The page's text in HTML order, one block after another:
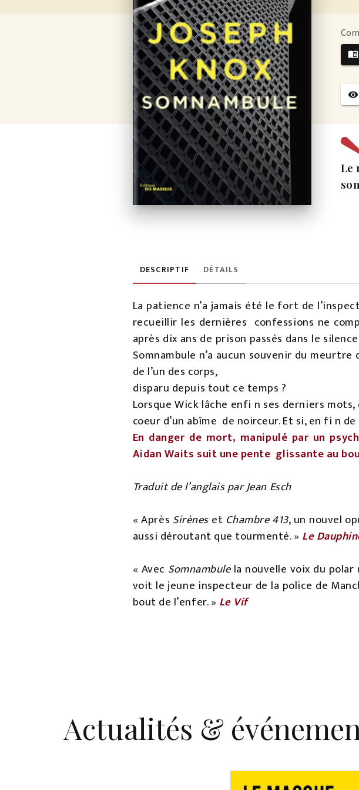
menu_book
visibility
Le
DESCRIPTIF DÉTAILS
La patience n’a jamais été le fort de
recueillir les dernières confessions ne
après dix ans de prison passés dans le
Somnambule n’a aucun souvenir du
de l’un des corps,
disparu depuis tout ce temps ?
Lorsque Wick lâche enfi n ses derniers
coeur d’un abîme de noirceur. Et si, en fi n
En danger de mort, manipulé par un
Aidan Waits suit une pente glissante au
Traduit de l’anglais par Jean Esch
« Après Sirèneset Chambre 413, un nouvel
aussi déroutant que tourmenté. » Le
« Avec Somnambulela nouvelle voix du polar
voit le jeune inspecteur de la police de
bout de l’enfer. » Le Vif
Actualités &